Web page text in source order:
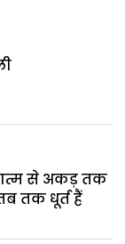
से अकड़ तक
तक धूर्त हैं